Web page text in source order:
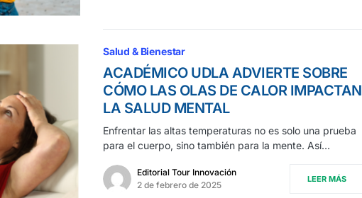
Salud & Bienestar
ACADÉMICO UDLA ADVIERTE SOBRE
CÓMO LAS OLAS DE CALOR IMPACTAN
LA SALUD MENTAL
Enfrentar las altas temperaturas no es solo una prueba
para el cuerpo, sino también para la mente. Así…
Editorial Tour Innovación
2 de febrero de 2025
LEER MÁS